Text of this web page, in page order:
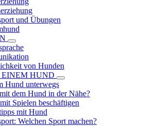
und Übungen
von Hunden
HUND
Hund unterwegs
dem Hund in der Nähe?
Spielen beschäftigen
mit Hund
Welchen Sport machen?